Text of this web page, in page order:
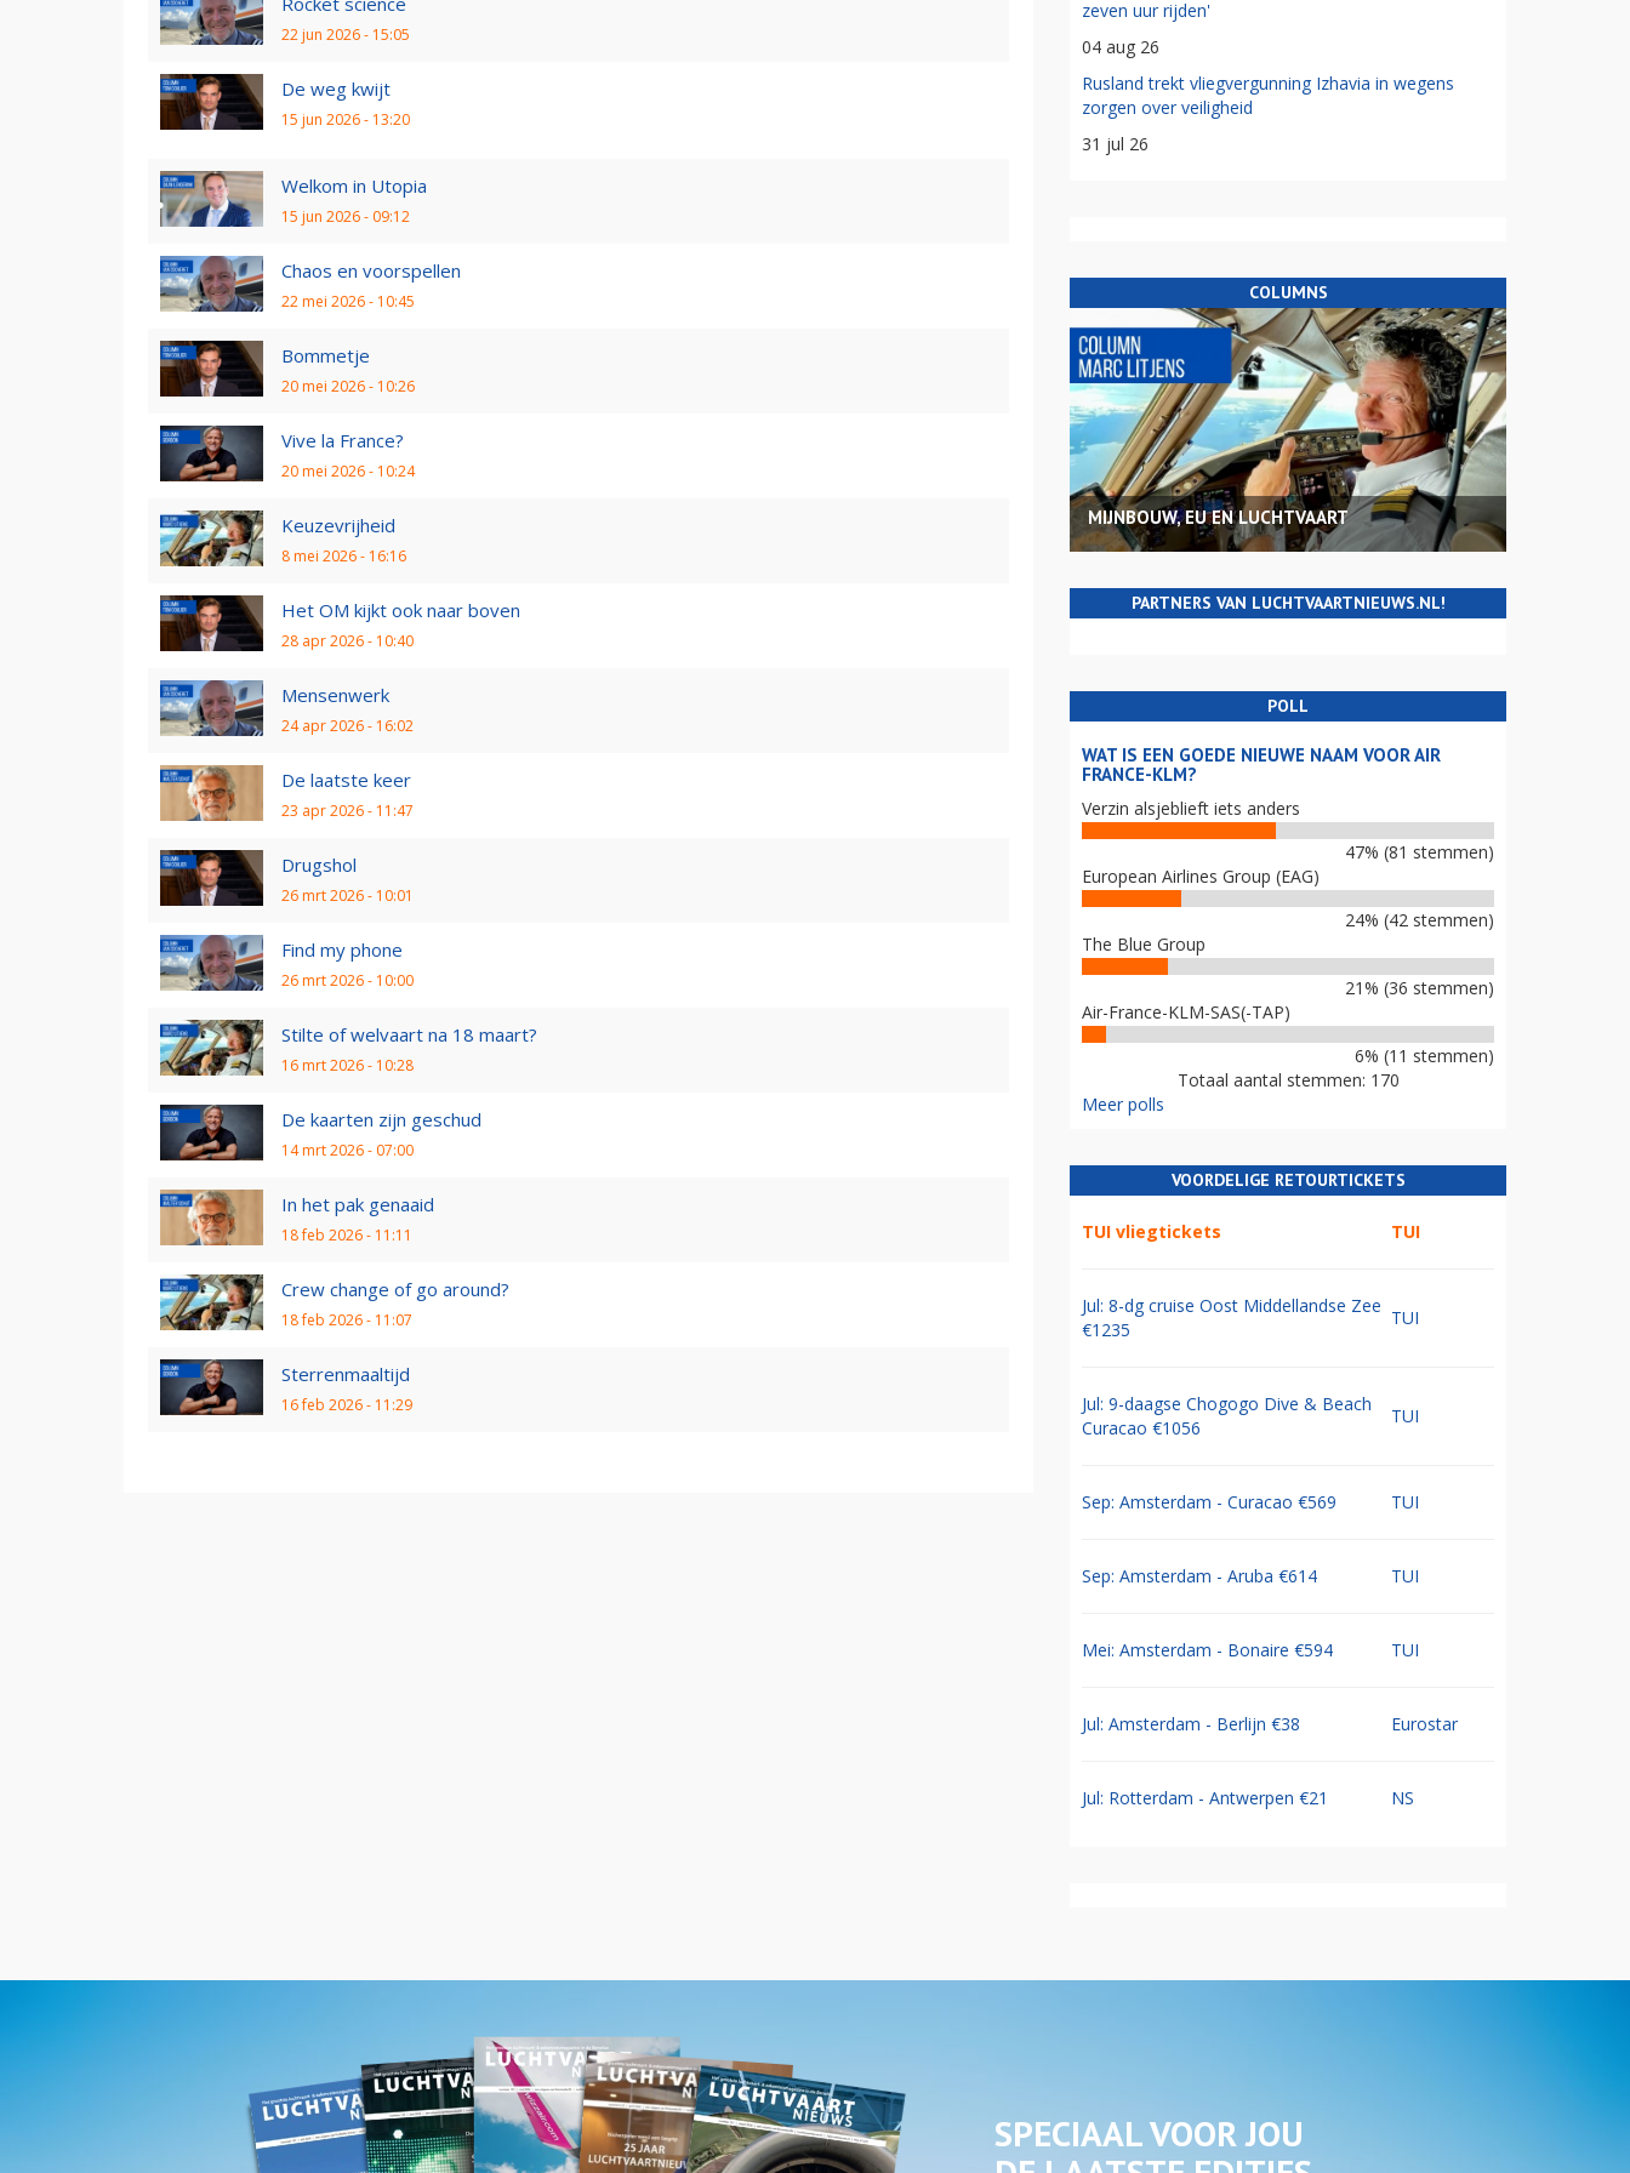
22 jun 2026 - 15:05
De weg kwijt
15 jun 2026 - 13:20
Welkom in Utopia
15 jun 2026 - 09:12
Chaos en voorspellen
22 mei 2026 - 10:45
Bommetje
20 mei 2026 - 10:26
Vive la France?
20 mei 2026 - 10:24
Keuzevrijheid
8 mei 2026 - 16:16
Het OM kijkt ook naar boven
28 apr 2026 - 10:40
Mensenwerk
24 apr 2026 - 16:02
De laatste keer
23 apr 2026 - 11:47
Drugshol
26 mrt 2026 - 10:01
Find my phone
26 mrt 2026 - 10:00
Stilte of welvaart na 18 maart?
16 mrt 2026 - 10:28
De kaarten zijn geschud
14 mrt 2026 - 07:00
In het pak genaaid
18 feb 2026 - 11:11
Crew change of go around?
18 feb 2026 - 11:07
Sterrenmaaltijd
16 feb 2026 - 11:29
zeven uur rijden'
04 aug 26
Rusland trekt vliegvergunning Izhavia in wegens
zorgen over veiligheid
31 jul 26
COLUMNS
MIJNBOUW, EU EN LUCHTVAART
PARTNERS VAN LUCHTVAARTNIEUWS.NL!
POLL
WAT IS EEN GOEDE NIEUWE NAAM VOOR AIR
FRANCE-KLM?
Verzin alsjeblieft iets anders
47% (81 stemmen)
European Airlines Group (EAG)
24% (42 stemmen)
The Blue Group
21% (36 stemmen)
Air-France-KLM-SAS(-TAP)
6% (11 stemmen)
Totaal aantal stemmen: 170
Meer polls
VOORDELIGE RETOURTICKETS
TUI vliegtickets TUI
Jul: 8-dg cruise Oost Middellandse Zee
€1235
TUI
Jul: 9-daagse Chogogo Dive & Beach
Curacao €1056
TUI
Sep: Amsterdam - Curacao €569 TUI
Sep: Amsterdam - Aruba €614 TUI
Mei: Amsterdam - Bonaire €594 TUI
Jul: Amsterdam - Berlijn €38 Eurostar
Jul: Rotterdam - Antwerpen €21 NS
SPECIAAL VOOR JOU